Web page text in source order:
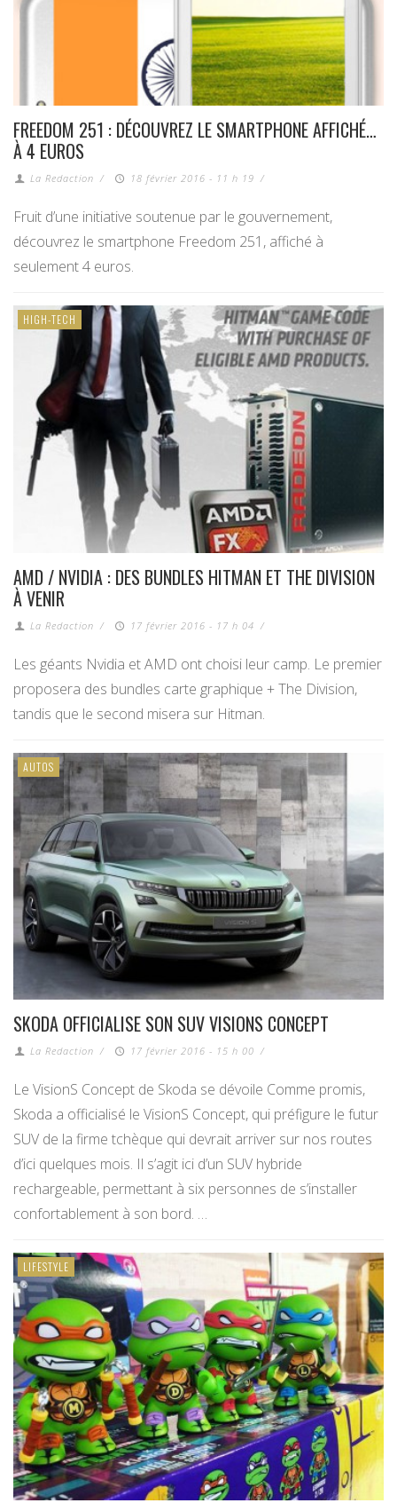
FREEDOM 251 : DÉCOUVREZ LE SMARTPHONE AFFICHÉ…
À 4 EUROS
La Redaction / 18 février 2016 - 11 h 19 /
Fruit d’une initiative soutenue par le gouvernement,
découvrez le smartphone Freedom 251, affiché à
seulement 4 euros.
HIGH-TECH
AMD / NVIDIA : DES BUNDLES HITMAN ET THE DIVISION
À VENIR
La Redaction / 17 février 2016 - 17 h 04 /
Les géants Nvidia et AMD ont choisi leur camp. Le premier
proposera des bundles carte graphique + The Division,
tandis que le second misera sur Hitman.
AUTOS
SKODA OFFICIALISE SON SUV VISIONS CONCEPT
La Redaction / 17 février 2016 - 15 h 00 /
Le VisionS Concept de Skoda se dévoile Comme promis,
Skoda a officialisé le VisionS Concept, qui préfigure le futur
SUV de la firme tchèque qui devrait arriver sur nos routes
d’ici quelques mois. Il s’agit ici d’un SUV hybride
rechargeable, permettant à six personnes de s’installer
confortablement à son bord. …
LIFESTYLE